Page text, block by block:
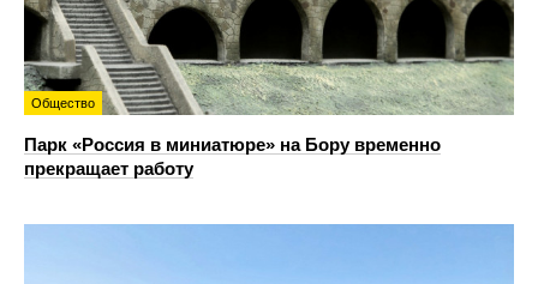
Общество
Парк «Россия в миниатюре» на Бору временно
прекращает работу